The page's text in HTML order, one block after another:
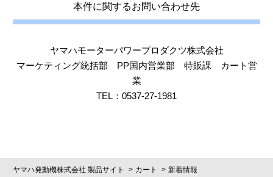
本件に関するお問い合わせ先
ヤマハモーターパワープロダクツ株式会社
マーケティング統括部 PP国内営業部 特販課 カート営
業
TEL：0537-27-1981
ヤマハ発動機株式会社 製品サイト カート 新着情報